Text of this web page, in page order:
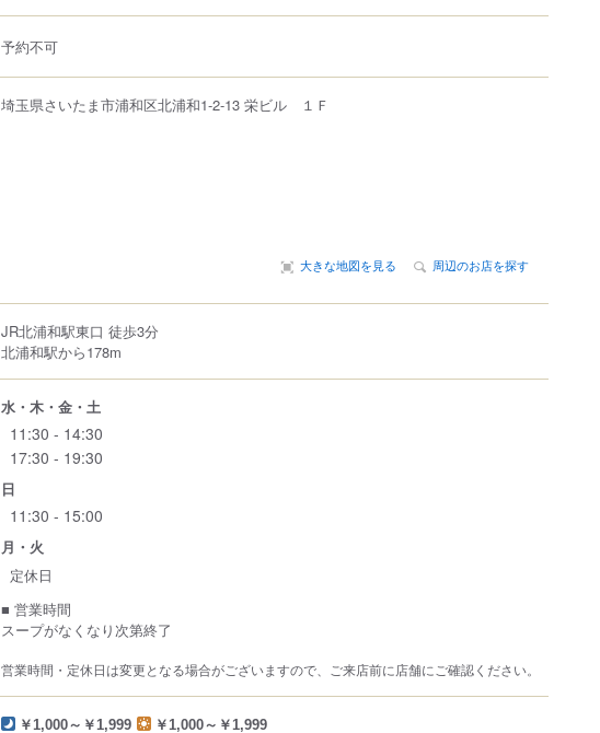
予約不可
埼玉県さいたま市浦和区北浦和1-2-13 栄ビル １Ｆ
大きな地図を見る 周辺のお店を探す
JR北浦和駅東口 徒歩3分
北浦和駅から178m
水・木・金・土
11:30 - 14:30
17:30 - 19:30
日
11:30 - 15:00
月・火
定休日
■ 営業時間
スープがなくなり次第終了
営業時間・定休日は変更となる場合がございますので、ご来店前に店舗にご確認ください。
￥1,000～￥1,999 ￥1,000～￥1,999